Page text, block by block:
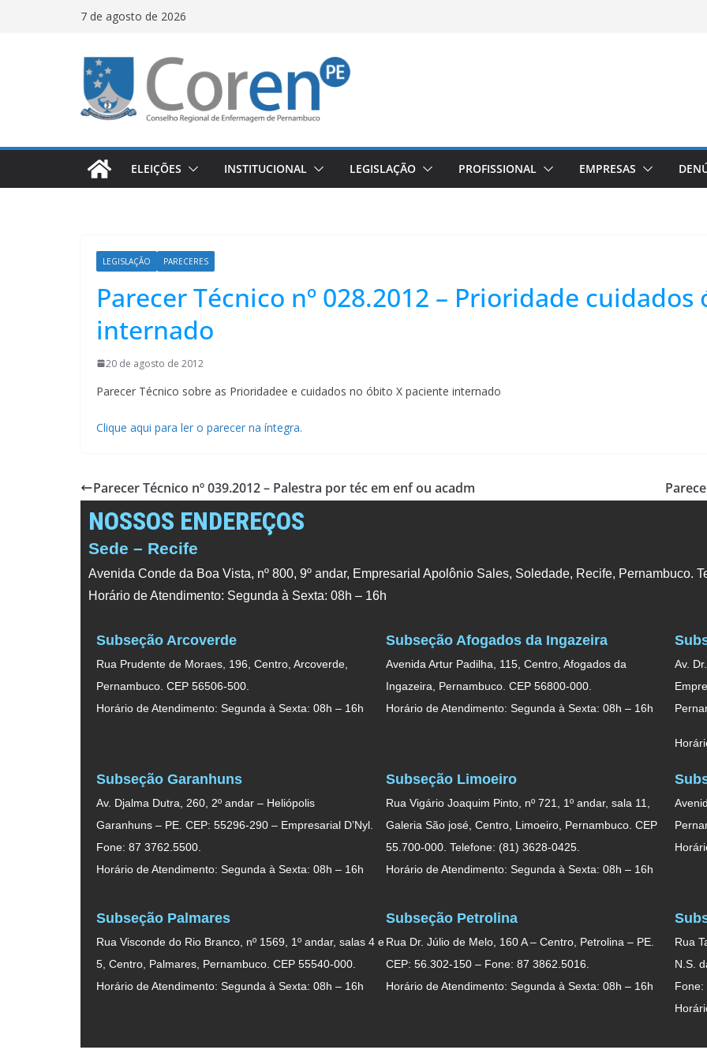
7 de agosto de 2026
ELEIÇÕES INSTITUCIONAL LEGISLAÇÃO PROFISSIONAL EMPRESAS
LEGISLAÇÃO PARECERES
Parecer Técnico nº 028.2012 – Prioridade
internado
20 de agosto de 2012
Parecer Técnico sobre as Prioridadee e cuidados no óbito X paciente internado
Clique aqui para ler o parecer na íntegra.
Parecer Técnico nº 039.2012 – Palestra por téc em enf ou acadm
NOSSOS ENDEREÇOS
Sede – Recife
Avenida Conde da Boa Vista, nº 800, 9º andar, Empresarial Apolônio Sales, Soledade, Recife, Pernambuco.
Horário de Atendimento: Segunda à Sexta: 08h – 16h
Subseção Arcoverde
Rua Prudente de Moraes, 196, Centro, Arcoverde,
Pernambuco. CEP 56506-500.
Horário de Atendimento: Segunda à Sexta: 08h – 16h
Subseção Afogados da Ingazeira
Avenida Artur Padilha, 115, Centro, Afogados da
Ingazeira, Pernambuco. CEP 56800-000.
Horário de Atendimento: Segunda à Sexta: 08h – 16h
Av.
Subseção Garanhuns
Av. Djalma Dutra, 260, 2º andar – Heliópolis
Garanhuns – PE. CEP: 55296-290 – Empresarial D’Nyl.
Fone: 87 3762.5500.
Horário de Atendimento: Segunda à Sexta: 08h – 16h
Subseção Limoeiro
Rua Vigário Joaquim Pinto, nº 721, 1º andar, sala 11,
Galeria São josé, Centro, Limoeiro, Pernambuco. CEP
55.700-000. Telefone: (81) 3628-0425.
Horário de Atendimento: Segunda à Sexta: 08h – 16h
Subseção Palmares
Rua Visconde do Rio Branco, nº 1569, 1º andar, salas 4 e
5, Centro, Palmares, Pernambuco. CEP 55540-000.
Horário de Atendimento: Segunda à Sexta: 08h – 16h
Subseção Petrolina
Rua Dr. Júlio de Melo, 160 A – Centro, Petrolina – PE.
CEP: 56.302-150 – Fone: 87 3862.5016.
Horário de Atendimento: Segunda à Sexta: 08h – 16h
Rua
N.S.
Fone: